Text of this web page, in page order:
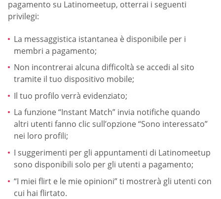
pagamento su Latinomeetup, otterrai i seguenti
privilegi:
La messaggistica istantanea è disponibile per i
membri a pagamento;
Non incontrerai alcuna difficoltà se accedi al sito
tramite il tuo dispositivo mobile;
Il tuo profilo verrà evidenziato;
La funzione “Instant Match” invia notifiche quando
altri utenti fanno clic sull’opzione “Sono interessato”
nei loro profili;
I suggerimenti per gli appuntamenti di Latinomeetup
sono disponibili solo per gli utenti a pagamento;
“I miei flirt e le mie opinioni” ti mostrerà gli utenti con
cui hai flirtato.